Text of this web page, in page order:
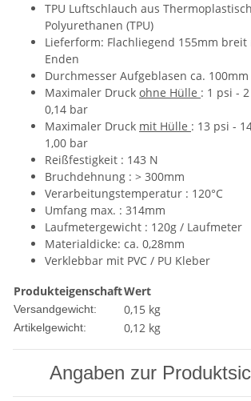
TPU Luftschlauch aus
Polyurethanen (TPU)
Lieferform: Flachliegend 155mm
Enden
Durchmesser Aufgeblasen ca. 100mm
Maximaler Druck ohne Hülle : 1 psi -
0,14 bar
Maximaler Druck mit Hülle : 13 psi -
1,00 bar
Reißfestigkeit : 143 N
Bruchdehnung : > 300mm
Verarbeitungstemperatur : 120°C
Umfang max. : 314mm
Laufmetergewicht : 120g / Laufmeter
Materialdicke: ca. 0,28mm
Verklebbar mit PVC / PU Kleber
ProdukteigenschaftWert
Versandgewicht: 0,15 kg
Artikelgewicht: 0,12 kg
Angaben zur